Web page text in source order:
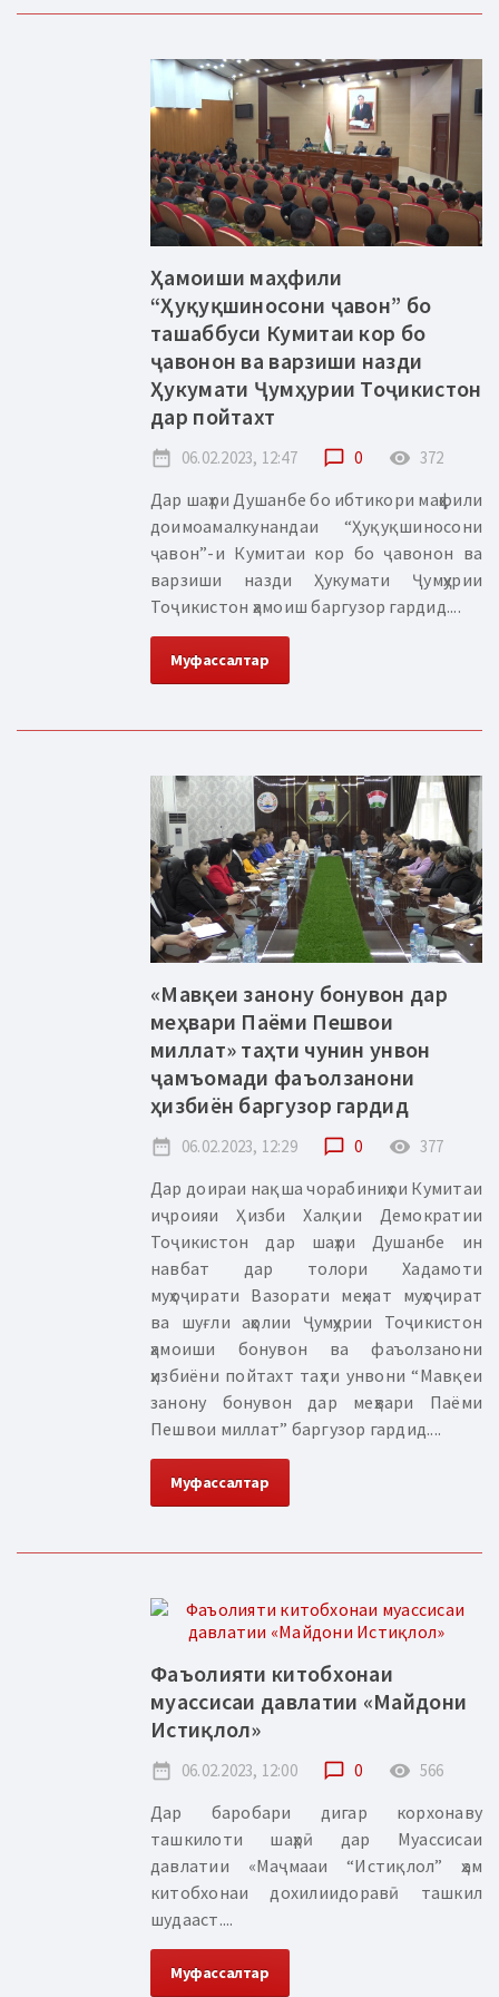
Ҳамоиши маҳфили
“Ҳуқуқшиносони ҷавон” бо
ташаббуси Кумитаи кор бо
ҷавонон ва варзиши назди
Ҳукумати Ҷумҳурии Тоҷикистон
дар пойтахт
date_range 06.02.2023, 12:47 chat_bubble_outline 0 remove_red_eye 372
Дар шаҳри Душанбе бо ибтикори маҳфили
доимоамалкунандаи “Ҳуқуқшиносони
ҷавон”-и Кумитаи кор бо ҷавонон ва
варзиши назди Ҳукумати Ҷумҳурии
Тоҷикистон ҳамоиш баргузор гардид....
Муфассалтар
«Мавқеи занону бонувон дар
меҳвари Паёми Пешвои
миллат» таҳти чунин унвон
ҷамъомади фаъолзанони
ҳизбиён баргузор гардид
date_range 06.02.2023, 12:29 chat_bubble_outline 0 remove_red_eye 377
Дар доираи нақша чорабиниҳои Кумитаи
иҷроияи Ҳизби Халқии Демократии
Тоҷикистон дар шаҳри Душанбе ин
навбат дар толори Хадамоти
муҳоҷирати Вазорати меҳнат муҳоҷират
ва шуғли аҳолии Ҷумҳурии Тоҷикистон
ҳамоиши бонувон ва фаъолзанони
ҳизбиёни пойтахт таҳти унвони “Мавқеи
занону бонувон дар меҳвари Паёми
Пешвои миллат” баргузор гардид....
Муфассалтар
Фаъолияти китобхонаи
муассисаи давлатии «Майдони
Истиқлол»
date_range 06.02.2023, 12:00 chat_bubble_outline 0 remove_red_eye 566
Дар баробари дигар корхонаву
ташкилоти шаҳрӣ дар Муассисаи
давлатии «Маҷмааи “Истиқлол” ҳам
китобхонаи дохилиидоравӣ ташкил
шудааст....
Муфассалтар